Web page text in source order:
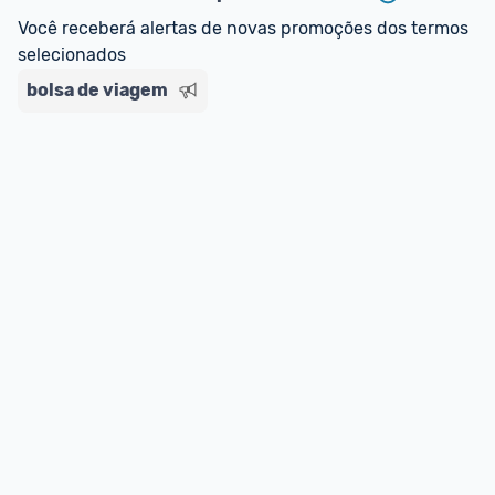
Entrega Expressa: A partir de 2 dias úteis.*
*Confira aqui
Você receberá alertas de novas promoções dos termos
selecionados
bolsa de viagem